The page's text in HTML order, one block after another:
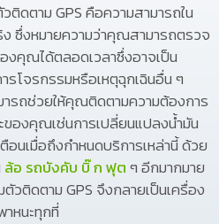
ดตาม GPS คือความสามารถใน
ซึ่งหมายความว่าคุณสามารถตรวจ
งคุณได้ตลอดเวลาซึ่งอาจเป็น
โจรกรรมหรือเหตุฉุกเฉินอื่น ๆ
รถช่วยให้คุณติดตามความต้องการ
องคุณเช่นการเปลี่ยนแปลงน้ำมัน
อนเมื่อถึงกำหนดบริการเหล่านี้ ด้วย
ล้อ รถบังคับ บิ๊ ก ฟุตๆ อีกมากมาย
ตัวติดตาม GPS จึงกลายเป็นเครื่อง
หนะทุกที่